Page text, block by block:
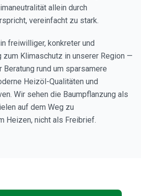
allein durch
vereinfacht zu stark.
freiwilliger, konkreter und
zum Klimaschutz in unserer Region —
rund um sparsamere
Heizöl-Qualitäten und
Wir sehen die Baumpflanzung als
auf dem Weg zu
Heizen, nicht als Freibrief.